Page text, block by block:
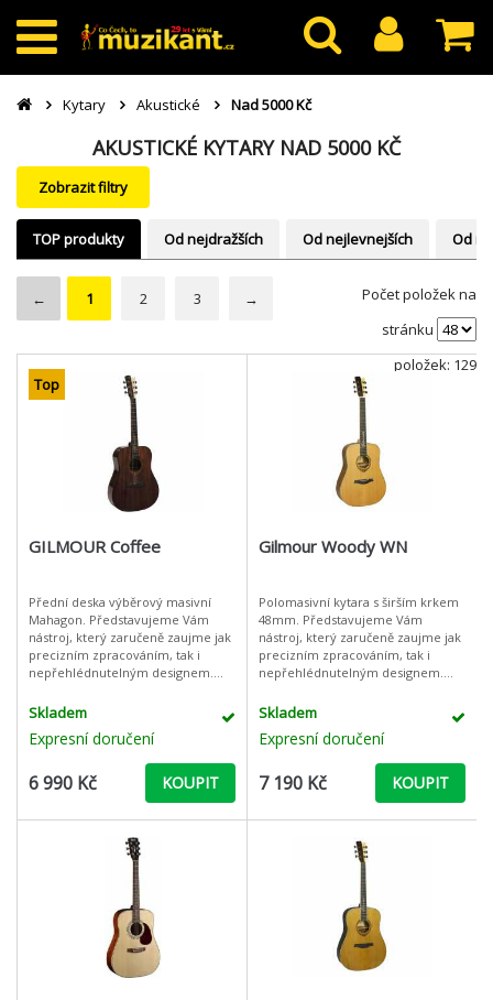
Kytary Akustické Nad 5000 Kč
AKUSTICKÉ KYTARY NAD 5000 KČ
Zobrazit filtry
TOP produkty Od nejdražších Od nejlevnejších Od
← 1 2 3 →
Počet položek na
stránku
položek: 129
Top
GILMOUR Coffee
Přední deska výběrový masivní
Mahagon. Představujeme Vám
nástroj, který zaručeně zaujme jak
precizním zpracováním, tak i
nepřehlédnutelným designem.
spočívá v opravdu vyjímečném
Skladem
Expresní doručení
6 990 Kč KOUPIT
Gilmour Woody WN
Polomasivní kytara s širším krkem
48mm. Představujeme Vám
nástroj, který zaručeně zaujme jak
precizním zpracováním, tak i
nepřehlédnutelným designem.
spočívá v opravdu výjimečném
Skladem
Expresní doručení
7 190 Kč KOUPIT